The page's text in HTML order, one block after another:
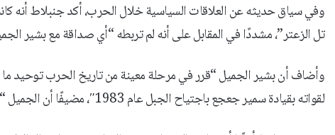
وفي سياق حديثه عن العلاقات السياسية خلال الحرب، أكد جنبلاط أنه
تل الزعتر”، مشددًا في المقابل على أنه لم تربطه “أي صداقة مع بشير
وأضاف أن بشير الجميل “قرر في مرحلة معينة من تاريخ الحرب توحيد ما
لقواته بقيادة سمير جعجع باجتياح الجبل عام 1983″، مضيفًا أن الجميل “ظن أن ذلك سيحمي المسيحيين”.